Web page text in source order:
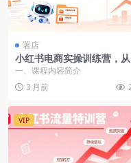
署店
小红书电商实操训练营，从
店流程到稳定出单，新手快
一、课程内容简介
3 月前
VIP